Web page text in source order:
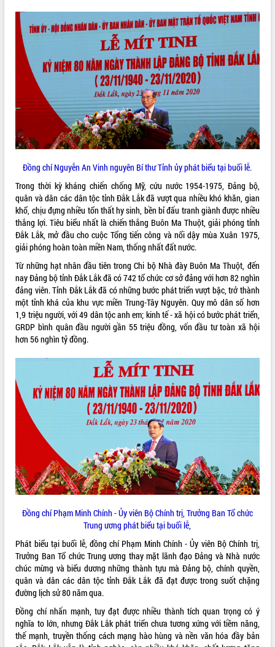
Quy hoạch và Xúc tiến đầu tư tỉnh Đắk
Lắk
Khơi thông điểm nghẽn, đẩy nhanh
giải ngân vốn khắc phục thiên tai
HĐND tỉnh thông qua điều chỉnh Quy
hoạch tỉnh thời kỳ 2021-2030
Hội thảo góp ý hồ sơ điều chỉnh quy
hoạch tỉnh Đắk Lắk thời kỳ 2021-2030,
tầm nhìn đến năm 2050
Nâng cao hiệu quả hoạt động của các
Hội nghị triển khai kết nối mạng
truyền số liệu chuyên dùng phục vụ cơ
quan Đảng, Nhà nước
Lễ phát động chuỗi hoạt động chung
tay làm sạch môi trường
Xã Ea Kar bước chuyển mình trong
công tác cải cách hành chính mô hình
mới
UBND tỉnh họp báo định kỳ tháng 4
năm 2026
Hội thảo khoa học “Giải pháp thúc đẩy
phát triển nền kinh tế xanh tại tỉnh
Đắk Lắk”
Tăng cường giám sát, đôn đốc thực
hiện nhiệm vụ quản lý tài sản công
Tháo gỡ những vướng mắc, đẩy mạnh
công tác cải cách thủ tục hành chính
tại Trung tâm Phục vụ hành chính
công tỉnh
Đắk Lắk: Tôn vinh 46 giải pháp tại Hội
thi Sáng tạo Kỹ thuật 2024 - 2025
Đắk Lắk rà soát, điều chỉnh Đề án 190
về phát triển nuôi trồng thủy sản
Phó Chủ tịch UBND tỉnh Đắk Lắk
Dự án cao tốc Khánh Hòa - Buôn Ma
Định vị cà phê Việt Nam như một “di
sản sống” trong dòng chảy toàn cầu
Xây dựng nông thôn mới: Nâng cao đời
sống người dân từ những mô hình thiết
thực
Quyết liệt tháo gỡ vướng mắc, đẩy
nhanh tiến độ các dự án trọng điểm
trong Khu kinh tế Nam Phú Yên
Đồng chí Nguyễn An Vinh nguyên Bí thư Tỉnh ủy phát biểu tại buổi lễ.
Trong thời kỳ kháng chiến chống Mỹ, cứu nước 1954-1975, Đảng bộ,
quân và dân các dân tộc tỉnh Đắk Lắk đã vượt qua nhiều khó khăn, gian
khổ, chịu đựng nhiều tổn thất hy sinh, bền bỉ đấu tranh giành được nhiều
thắng lợi. Tiêu biểu nhất là chiến thắng Buôn Ma Thuột, giải phóng tỉnh
Đắk Lắk, mở đầu cho cuộc Tổng tiến công và nổi dậy mùa Xuân 1975,
giải phóng hoàn toàn miền Nam, thống nhất đất nước.
Từ những hạt nhân đầu tiên trong Chi bộ Nhà đày Buôn Ma Thuột, đến
nay Đảng bộ tỉnh Đắk Lắk đã có 742 tổ chức cơ sở đảng với hơn 82 nghìn
đảng viên. Tỉnh Đắk Lắk đã có những bước phát triển vượt bậc, trở thành
một tỉnh khá của khu vực miền Trung-Tây Nguyên. Quy mô dân số hơn
1,9 triệu người, với 49 dân tộc anh em; kinh tế - xã hội có bước phát triển,
GRDP bình quân đầu người gần 55 triệu đồng, vốn đầu tư toàn xã hội
hơn 56 nghìn tỷ đồng.
Đồng chí Phạm Minh Chính - Ủy viên Bộ Chính trị, Trưởng Ban Tổ chức
Trung ương phát biểu tại buổi lễ,
Phát biểu tại buổi lễ, đồng chí Phạm Minh Chính - Ủy viên Bộ Chính trị,
Trưởng Ban Tổ chức Trung ương thay mặt lãnh đạo Đảng và Nhà nước
chúc mừng và biểu dương những thành tựu mà Đảng bộ, chính quyền,
quân và dân các dân tộc tỉnh Đắk Lắk đã đạt được trong suốt chặng
đường lịch sử 80 năm qua.
Đồng chí nhấn mạnh, tuy đạt được nhiều thành tích quan trọng có ý
nghĩa to lớn, nhưng Đắk Lắk phát triển chưa tương xứng với tiềm năng,
thế mạnh, truyền thống cách mạng hào hùng và nền văn hóa đầy bản